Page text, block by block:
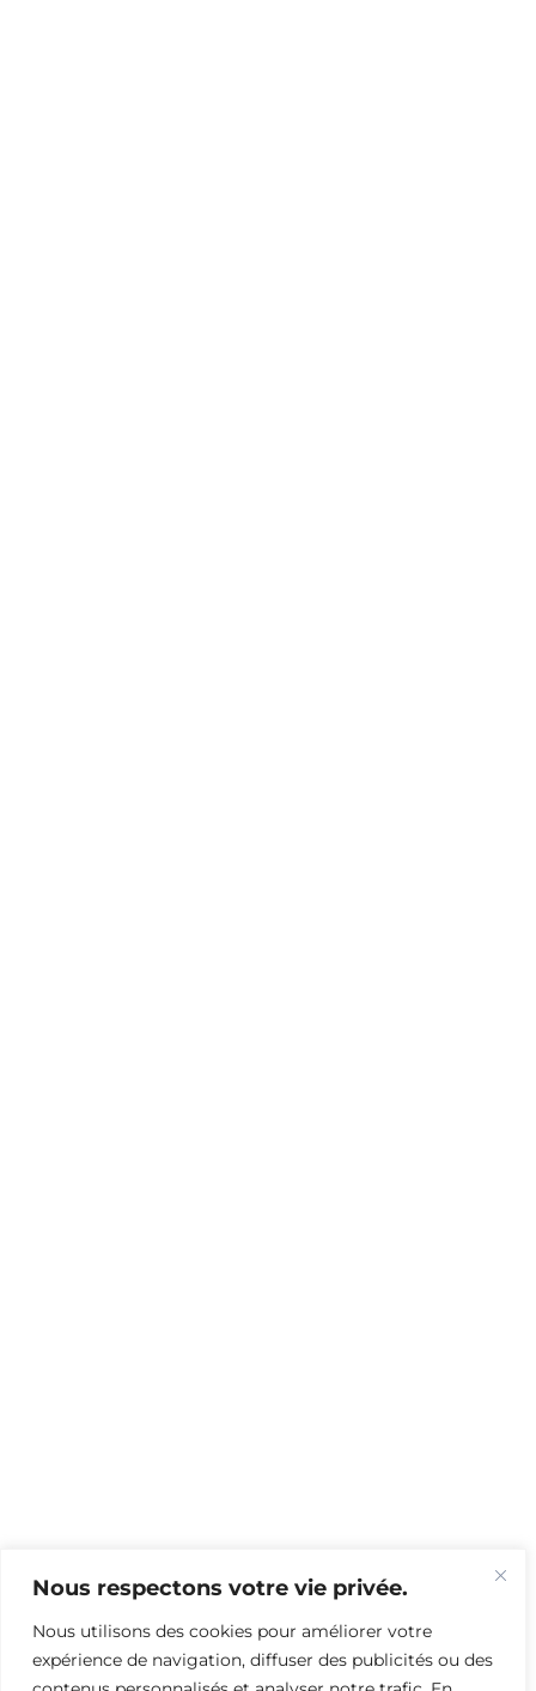
Nous respectons votre vie privée.
Nous utilisons des cookies pour améliorer votre
expérience de navigation, diffuser des publicités ou des